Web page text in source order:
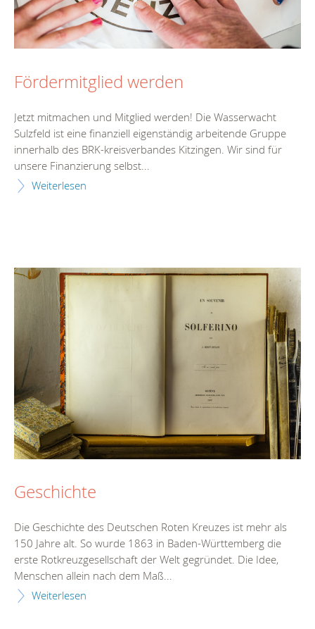
Fördermitglied werden
Jetzt mitmachen und Mitglied werden! Die Wasserwacht
Sulzfeld ist eine finanziell eigenständig arbeitende Gruppe
innerhalb des BRK-kreisverbandes Kitzingen. Wir sind für
unsere Finanzierung selbst...
Weiterlesen
Geschichte
Die Geschichte des Deutschen Roten Kreuzes ist mehr als
150 Jahre alt. So wurde 1863 in Baden-Württemberg die
erste Rotkreuzgesellschaft der Welt gegründet. Die Idee,
Menschen allein nach dem Maß...
Weiterlesen